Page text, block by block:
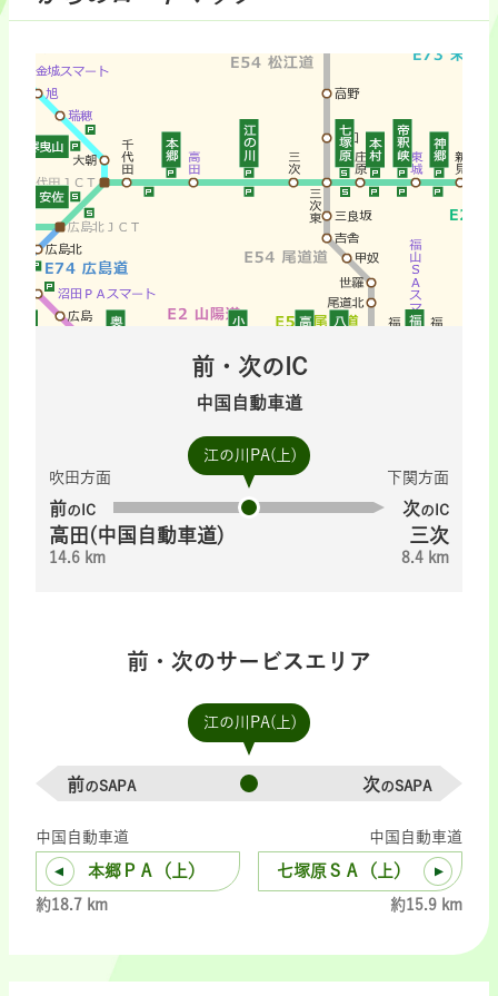
前・次のIC
中国自動車道
江の川PA(上)
吹田方面
前のIC
高田(中国自動車道)
14.6 km
下関方面
次のIC
三次
8.4 km
前・次のサービスエリア
江の川PA(上)
前のSAPA 次のSAPA
中国自動車道
本郷ＰＡ（上）
約18.7 km
中国自動車道
七塚原ＳＡ（上）
約15.9 km